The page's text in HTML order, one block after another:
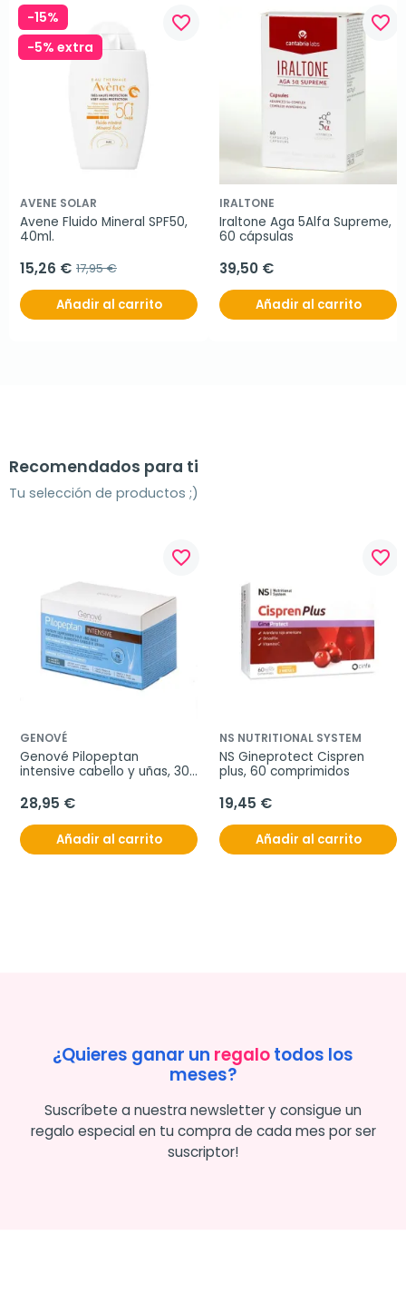
-15%
-5% extra
favorite_border
AVENE SOLAR
Avene Fluido Mineral SPF50,
40ml.
15,26 € 17,95 €
Añadir al carrito
favorite_border
IRALTONE
Iraltone Aga 5Alfa Supreme,
60 cápsulas
39,50 €
Añadir al carrito
Recomendados para ti
Tu selección de productos ;)
favorite_border
GENOVÉ
Genové Pilopeptan
intensive cabello y uñas, 30
28,95 €
Añadir al carrito
favorite_border
NS NUTRITIONAL SYSTEM
NS Gineprotect Cispren
plus, 60 comprimidos
19,45 €
Añadir al carrito
¿Quieres ganar un regalotodos los
meses?
Suscríbete a nuestra newsletter y consigue un
regalo especial en tu compra de cada mes por ser
suscriptor!